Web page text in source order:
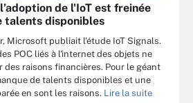
de l'IoT est freinée
talents disponibles
Microsoft publiait l'étude IoT Signals.
POC liés à l'internet des objets ne
des raisons financières. Pour le géant
de talents disponibles et une
en sont les raisons. Lire la suite